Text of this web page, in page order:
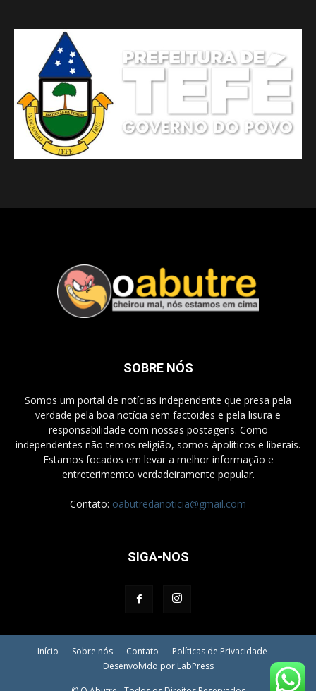
SOBRE NÓS
Somos um portal de notícias independente que presa pela
verdade pela boa notícia sem factoides e pela lisura e
responsabilidade com nossas postagens. Como
independentes não temos religião, somos àpoliticos e liberais.
Estamos focados em levar a melhor informação e
entreterimemto verdadeiramente popular.
Contato: oabutredanoticia@gmail.com
SIGA-NOS
Início Sobre nós Contato
Políticas de Privacidade
Desenvolvido por LabPress